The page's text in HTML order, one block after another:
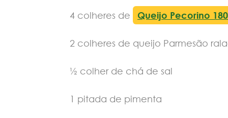
4 colheres de Queijo Pecorino
2 colheres de queijo Parmesão
½ colher de chá de sal
1 pitada de pimenta